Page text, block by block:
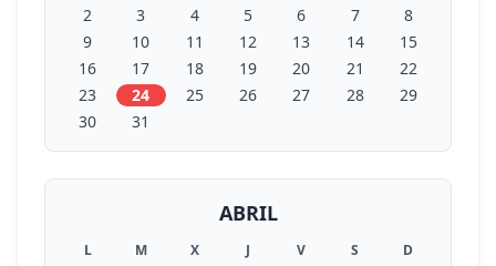
2
3 4 5 6 7
8
9
10 11 12 13 14
15
16
17 18 19 20 21
22
23
24 25 26 27 28
29
30
31
ABRIL
L M X J V S D